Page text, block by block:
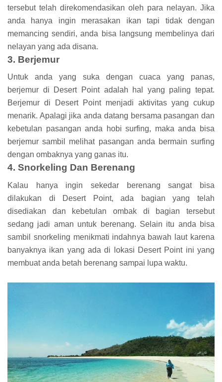
tersebut telah direkomendasikan oleh para nelayan. Jika
anda hanya ingin merasakan ikan tapi tidak dengan
memancing sendiri, anda bisa langsung membelinya dari
nelayan yang ada disana.
3. Berjemur
Untuk anda yang suka dengan cuaca yang panas,
berjemur di Desert Point adalah hal yang paling tepat.
Berjemur di Desert Point menjadi aktivitas yang cukup
menarik. Apalagi jika anda datang bersama pasangan dan
kebetulan pasangan anda hobi surfing, maka anda bisa
berjemur sambil melihat pasangan anda bermain surfing
dengan ombaknya yang ganas itu.
4. Snorkeling Dan Berenang
Kalau hanya ingin sekedar berenang sangat bisa
dilakukan di Desert Point, ada bagian yang telah
disediakan dan kebetulan ombak di bagian tersebut
sedang jadi aman untuk berenang. Selain itu anda bisa
sambil snorkeling menikmati indahnya bawah laut karena
banyaknya ikan yang ada di lokasi Desert Point ini yang
membuat anda betah berenang sampai lupa waktu.